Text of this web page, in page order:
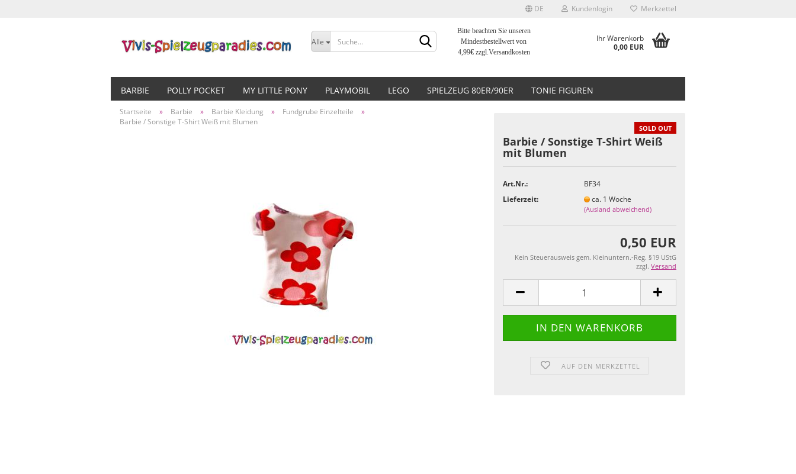
DE
Sprache auswählen
Lieferland
Kundenlogin
Passwort vergessen?
Merkzettel
Alle
Bitte beachten Sie unseren
Mindestbestellwert von
4,99€zzgl.Versandkosten
Ihr Warenkorb
0,00 EUR
BARBIE POLLY POCKET MY LITTLE PONY PLAYMOBIL LEGO SPIELZEUG 80ER/90ER TONIE FIGUREN
Startseite » Barbie » Barbie Kleidung » Fundgrube Einzelteile
»
Barbie / Sonstige T-Shirt Weiß mit Blumen
SOLD OUT
Barbie / Sonstige T-Shirt Weiß
mit Blumen
Art.Nr.:
BF34
Lieferzeit:
ca. 1 Woche
(Ausland abweichend)
0,50 EUR
Kein Steuerausweis gem. Kleinuntern.-Reg. §19 UStG
zzgl. Versand
AUF DEN MERKZETTEL